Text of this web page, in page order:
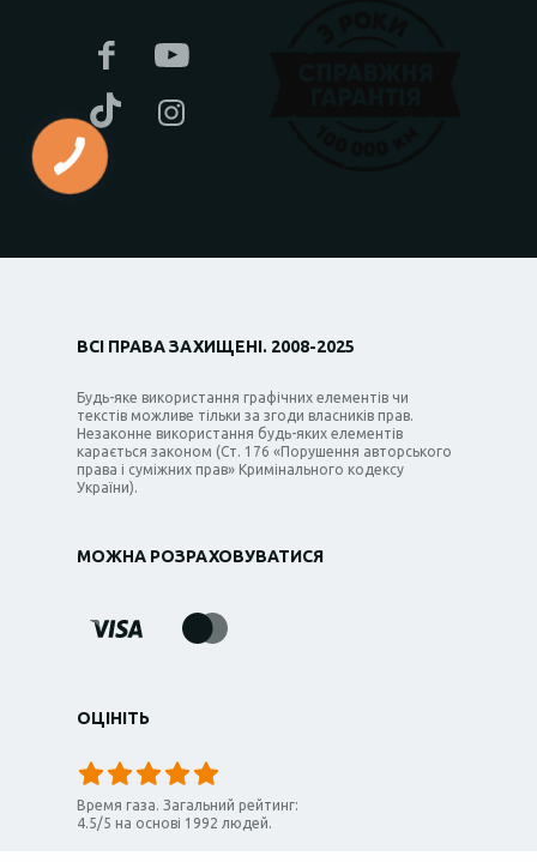
ВСІ ПРАВА ЗАХИЩЕНІ. 2008-2025
Будь-яке використання графічних елементів чи
текстів можливе тільки за згоди власників прав.
Незаконне використання будь-яких елементів
карається законом (Ст. 176 «Порушення авторського
права і суміжних прав» Кримінального кодексу
України).
МОЖНА РОЗРАХОВУВАТИСЯ
ОЦІНІТЬ
Время газа. Загальний рейтинг:
4.5/5 на основі 1992 людей.